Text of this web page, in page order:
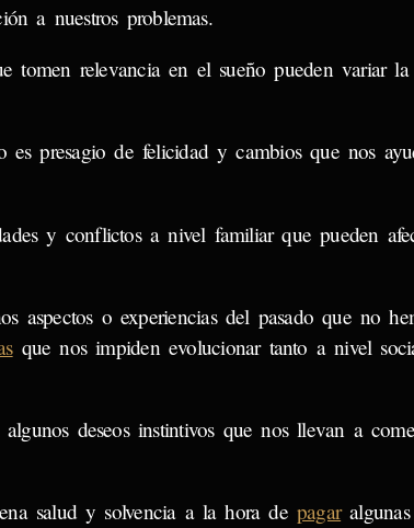
a nuestros problemas.
tomen relevancia en el sueño pueden variar la
es presagio de felicidad y cambios que nos
y conflictos a nivel familiar que pueden
aspectos o experiencias del pasado que no
que nos impiden evolucionar tanto a nivel
deseos instintivos que nos llevan a
salud y solvencia a la hora de pagaralgunas